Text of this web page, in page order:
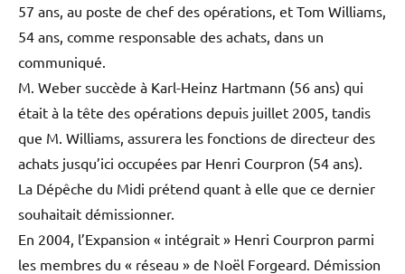
57 ans, au poste de chef des opérations, et Tom Williams,
54 ans, comme responsable des achats, dans un
communiqué.
M. Weber succède à Karl-Heinz Hartmann (56 ans) qui
était à la tête des opérations depuis juillet 2005, tandis
que M. Williams, assurera les fonctions de directeur des
achats jusqu’ici occupées par Henri Courpron (54 ans).
La Dépêche du Midi prétend quant à elle que ce dernier
souhaitait démissionner.
En 2004, l’Expansion « intégrait » Henri Courpron parmi
les membres du « réseau » de Noël Forgeard. Démission